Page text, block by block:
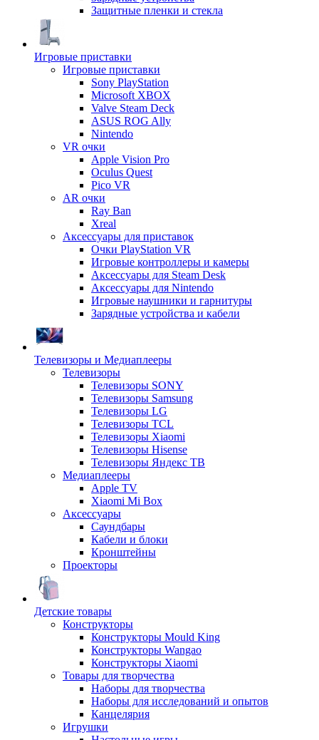
Защитные пленки и стекла
Игровые приставки
Игровые приставки
Sony PlayStation
Microsoft XBOX
Valve Steam Deck
ASUS ROG Ally
Nintendo
VR очки
Apple Vision Pro
Oculus Quest
Pico VR
AR очки
Ray Ban
Xreal
Аксессуары для приставок
Очки PlayStation VR
Игровые контроллеры и камеры
Аксессуары для Steam Desk
Аксессуары для Nintendo
Игровые наушники и гарнитуры
Зарядные устройства и кабели
Телевизоры и Медиаплееры
Телевизоры
Телевизоры SONY
Телевизоры Samsung
Телевизоры LG
Телевизоры TCL
Телевизоры Xiaomi
Телевизоры Hisense
Телевизоры Яндекс ТВ
Медиаплееры
Apple TV
Xiaomi Mi Box
Аксессуары
Саундбары
Кабели и блоки
Кронштейны
Проекторы
Детские товары
Конструкторы
Конструкторы Mould King
Конструкторы Wangao
Конструкторы Xiaomi
Товары для творчества
Наборы для творчества
Наборы для исследований и опытов
Канцелярия
Игрушки